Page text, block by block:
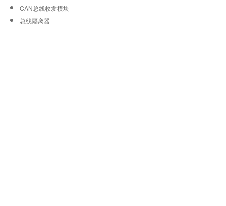
CAN总线收发模块
总线隔离器